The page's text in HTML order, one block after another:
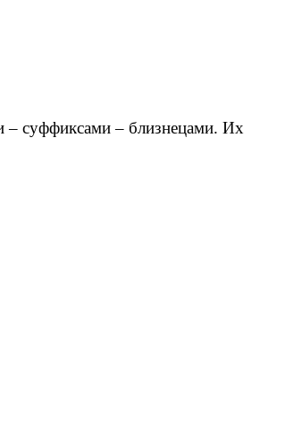
– суффиксами – близнецами. Их